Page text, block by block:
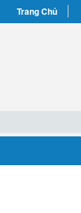
Trang Chủ